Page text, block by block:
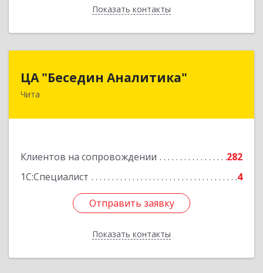
Показать контакты
Назад
ЦА "Беседин Аналитика"
Чита
Клиентов на сопровождении
282
1С:Специалист
4
Отправить заявку
Показать контакты
Отправить заявку
Назад